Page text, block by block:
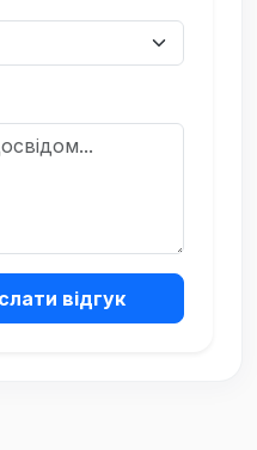
відгук